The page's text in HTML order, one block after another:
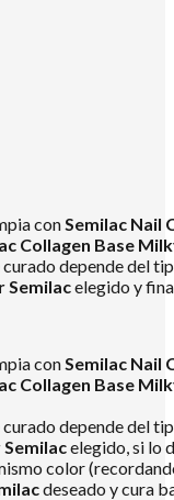
conSemilac Nail
Collagen Base
depende del
Semilacelegido y
conSemilac Nail
Collagen Base
depende del
elegido, si lo
color
deseado y cura